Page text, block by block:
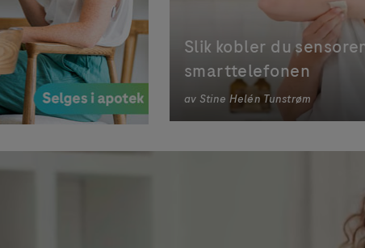
Slik kobler du
smarttelefonen
av Stine Helén Tunstrøm